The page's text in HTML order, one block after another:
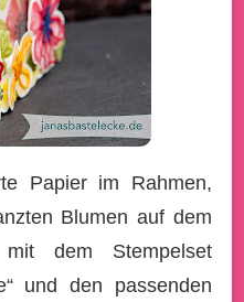
Papier im Rahmen,
Blumen auf dem
dem Stempelset
und den passenden